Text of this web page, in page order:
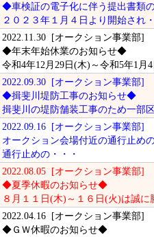
◆車検証の電子化に伴う提出書類
２０２３年１月４日より開始され
2022.11.30 [オークション事業部]
◆年末年始休業のお知らせ◆
令和4年12月29日(木)～令和5年1月4
2022.09.30 [オークション事業部]
◆揖斐川堤防工事のお知らせ◆
揖斐川の堤防舗装工事のため一部
2022.09.16 [オークション事業部]
オークション会場付近の通行止め
通行止めの・・・
2022.08.05 [オークション事業部]
◆夏季休暇のお知らせ◆
８月１１日(木)～１６日(火)は誠に
2022.04.16 [オークション事業部]
◆ＧＷ休暇のお知らせ◆